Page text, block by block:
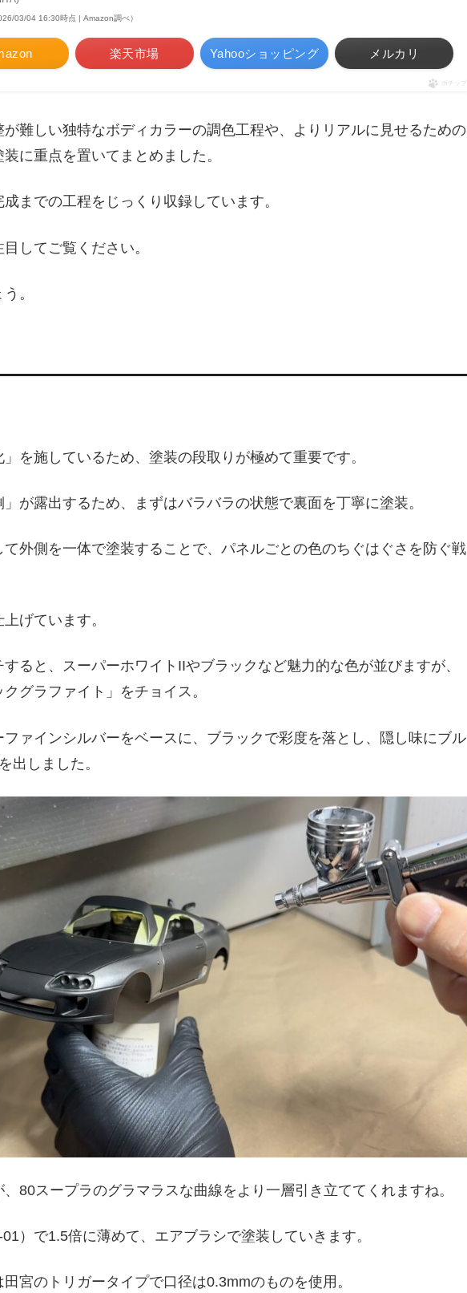
03/04 16:30時点 | Amazon調べ）
楽天市場 Yahooショッピング メルカリ
ポチップ
難しい独特なボディカラーの調色工程や、よりリアルに見せるための
に重点を置いてまとめました。
までの工程をじっくり収録しています。
してご覧ください。
。
を施しているため、塗装の段取りが極めて重要です。
が露出するため、まずはバラバラの状態で裏面を丁寧に塗装。
外側を一体で塗装することで、パネルごとの色のちぐはぐさを防ぐ戦
げています。
ると、スーパーホワイトIIやブラックなど魅力的な色が並びますが、
グラファイト」をチョイス。
ァインシルバーをベースに、ブラックで彩度を落とし、隠し味にブル
出しました。
80スープラのグラマラスな曲線をより一層引き立ててくれますね。
）で1.5倍に薄めて、エアブラシで塗装していきます。
宮のトリガータイプで口径は0.3mmのものを使用。